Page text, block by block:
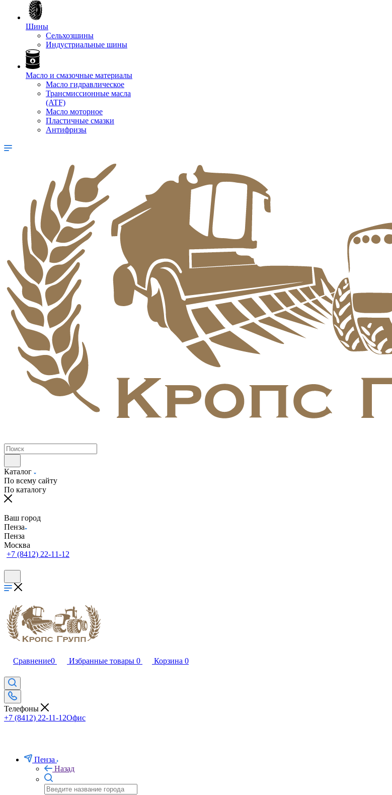
Шины
Сельхозшины
Индустриальные шины
Масло и смазочные материалы
Масло гидравлическое
Трансмиссионные масла
(ATF)
Масло моторное
Пластичные смазки
Антифризы
Каталог
По всему сайту
По каталогу
Ваш город
Пенза
Пенза
Москва
+7 (8412) 22-11-12
Сравнение0 Избранные товары 0 Корзина 0
Телефоны
+7 (8412) 22-11-12Офис
Пенза
Назад